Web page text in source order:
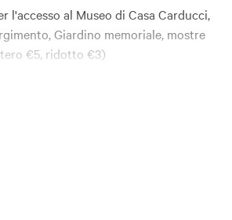
l'accesso al Museo di Casa Carducci,
Giardino memoriale, mostre
€5, ridotto €3)